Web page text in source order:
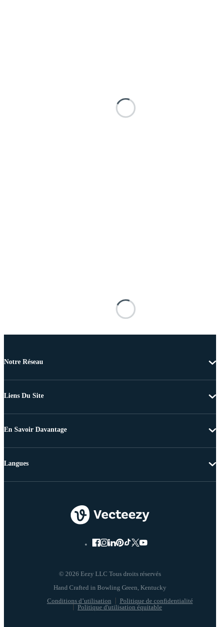
Notre Réseau
Liens Du Site
En Savoir Davantage
© 2026 Eezy LLC Tous droits réservés
Conditions d’utilisation
Politique de confidentialité
Politique d'utilisation équitable
Langues